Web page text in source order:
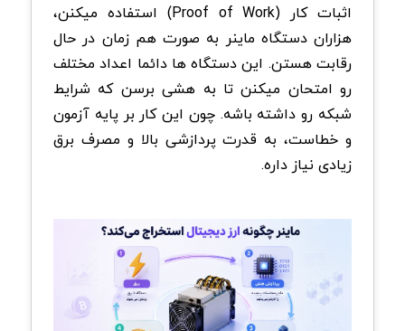
اثبات کار (Proof of Work) استفاده میکنن،
هزاران دستگاه ماینر به صورت هم زمان در حال
رقابت هستن. این دستگاه ها دائما اعداد مختلف
رو امتحان میکنن تا به هشی برسن که شرایط
شبکه رو داشته باشه. چون این کار بر پایه آزمون
و خطاست، به قدرت پردازشی بالا و مصرف برق
زیادی نیاز داره.